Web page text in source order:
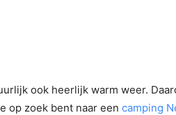
ook heerlijk warm weer.
op zoek bent naar een camping